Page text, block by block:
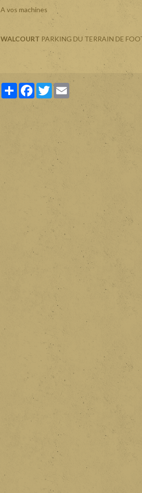
A vos machines
WALCOURT PARKING DU TERRAIN DE
PartagerFacebook
TwitterEmail